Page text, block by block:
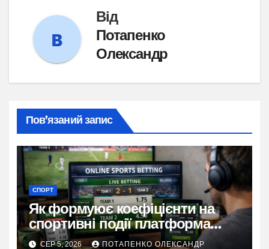
Від
Потапенко
Олександр
Пов’язаний запис
СПОРТ
Як формуює коефіцієнти на
спортивні події платформа
Stawki bet
СЕР 5, 2026 ПОТАПЕНКО ОЛЕКСАНДР